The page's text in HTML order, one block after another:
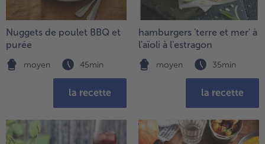
Nuggets de poulet BBQ et
purée
moyen 45min
la recette
hamburgers 'terre et mer' à
l'aïoli à l'estragon
moyen 35min
la recette